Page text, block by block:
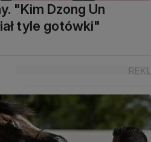
"Kim Dzong Un
tyle gotówki"